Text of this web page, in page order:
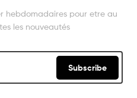
hebdomadaires pour etre au
les nouveautés
Subscribe